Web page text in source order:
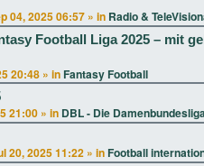
04, 2025 06:57 » in Radio &
Football Liga 2025 – mit
20:48 » in Fantasy Football
21:00 » in DBL - Die
20, 2025 11:22 » in Football